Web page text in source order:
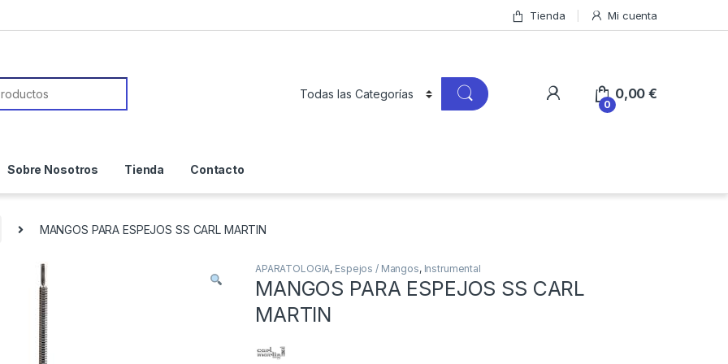
Tienda Mi cuenta
0
0,00€
Sobre Nosotros Tienda Contacto
MANGOS PARA ESPEJOS SS CARL MARTIN
APARATOLOGIA, Espejos / Mangos, Instrumental
MANGOS PARA ESPEJOS SS CARL
MARTIN